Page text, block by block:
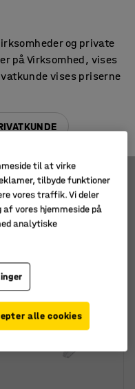
Sortér
og private
på Virksomhed, vises
vises priserne
til at virke
tilbyde funktioner
vores traffik. Vi deler
af vores hjemmeside på
analytiske
alle cookies